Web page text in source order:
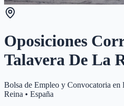
Oposiciones
Talavera De La
Bolsa de Empleo y Convocatoria en
Reina • España